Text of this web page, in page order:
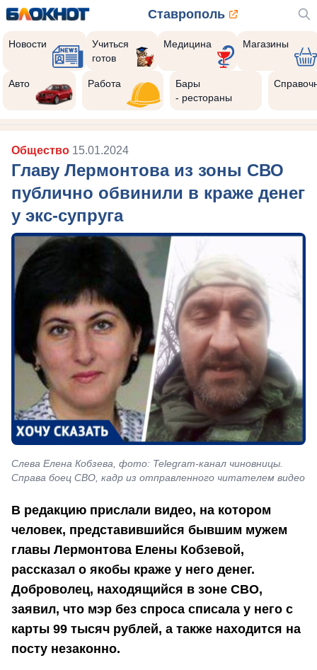
Ставрополь
Новости
Учиться
готов
Медицина Магазины
Авто Работа
Бары
- рестораны
Общество 15.01.2024
Главу Лермонтова из зоны СВО
публично обвинили в краже денег
у экс-супруга
Слева Елена Кобзева, фото: Telegram-канал чиновницы.
Справа боец СВО, кадр из отправленного читателем видео
В редакцию прислали видео, на котором
человек, представившийся бывшим мужем
главы Лермонтова Елены Кобзевой,
рассказал о якобы краже у него денег.
Доброволец, находящийся в зоне СВО,
заявил, что мэр без спроса списала у него с
карты 99 тысяч рублей, а также находится на
посту незаконно.